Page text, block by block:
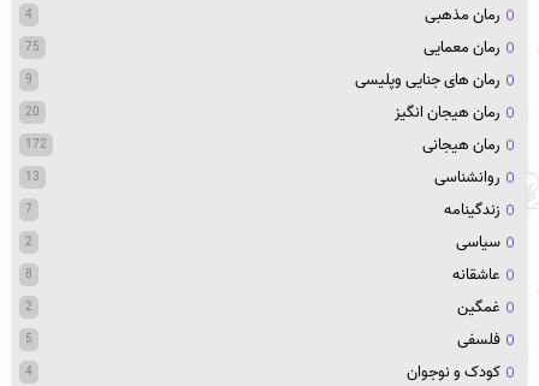
رمان مذهبی 4
رمان معمایی 75
رمان های جنایی وپلیسی 9
رمان هیجان انگیز 20
رمان هیجانی 172
روانشناسی 13
زندگینامه 7
سیاسی 2
عاشقانه 8
غمگین 2
فلسفی 5
کودک و نوجوان 4